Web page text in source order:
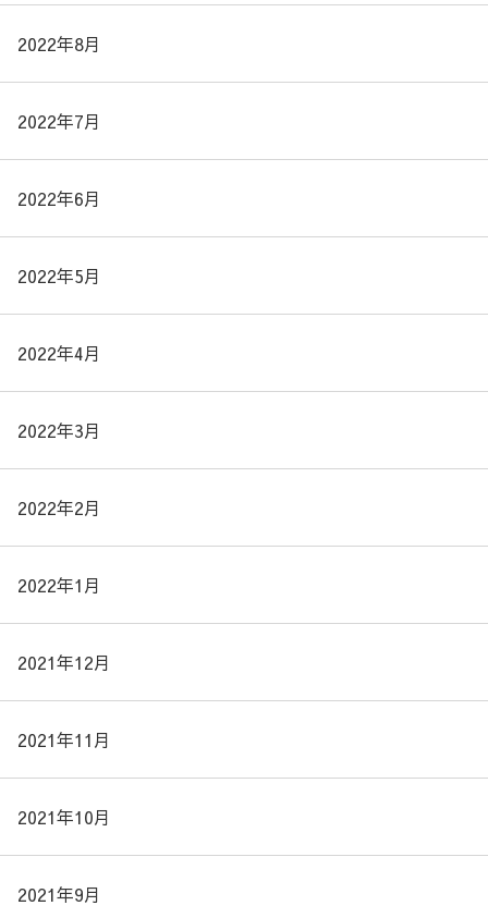
2022年8月
2022年7月
2022年6月
2022年5月
2022年4月
2022年3月
2022年2月
2022年1月
2021年12月
2021年11月
2021年10月
2021年9月